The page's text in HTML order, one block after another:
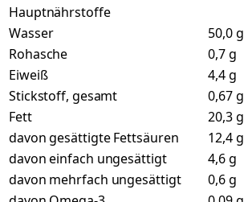
Hauptnährstoffe
Wasser
50,0 g
Rohasche
0,7 g
Eiweiß
4,4 g
Stickstoff, gesamt
0,67 g
Fett
20,3 g
davon gesättigte Fettsäuren
12,4 g
davon einfach ungesättigt
4,6 g
davon mehrfach ungesättigt
0,6 g